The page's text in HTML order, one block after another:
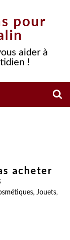
pour
aider à
!
acheter
, Jouets,